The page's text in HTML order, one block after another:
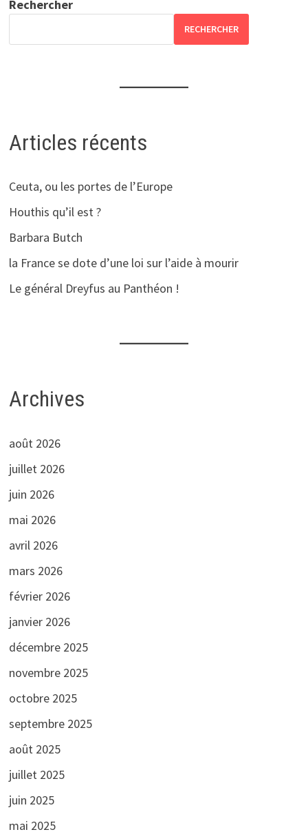
Rechercher
RECHERCHER
Articles récents
Ceuta, ou les portes de l’Europe
Houthis qu’il est ?
Barbara Butch
la France se dote d’une loi sur l’aide à mourir
Le général Dreyfus au Panthéon !
Archives
août 2026
juillet 2026
juin 2026
mai 2026
avril 2026
mars 2026
février 2026
janvier 2026
décembre 2025
novembre 2025
octobre 2025
septembre 2025
août 2025
juillet 2025
juin 2025
mai 2025